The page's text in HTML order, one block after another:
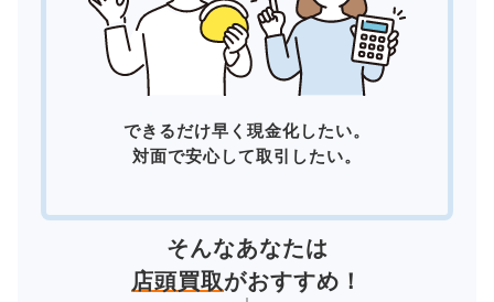
できるだけ早く現金化したい。
対面で安心して取引したい。
そんなあなたは
店頭買取がおすすめ！